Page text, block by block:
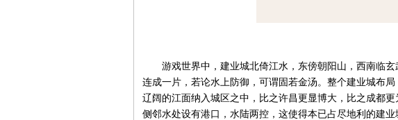
游戏世界中，建业城北倚江水，东傍朝阳山，西南临玄
连成一片，若论水上防御，可谓固若金汤。整个建业城布
辽阔的江面纳入城区之中，比之许昌更显博大，比之成都
侧邻水处设有港口，水陆两控，这使得本已占尽地利的建业